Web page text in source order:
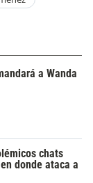
a Wanda
chats
donde ataca a